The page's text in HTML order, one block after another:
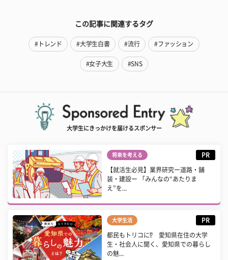
この記事に関連するタグ
#トレンド #大学生白書 #流行 #ファッション
#女子大生 #SNS
大学生にきっかけを届けるスポンサー
将来を考える PR
【就活生必見】業界研究ー道路・舗
装・建設ー 「みんなの“あたりま
え”を...
大学生活 PR
都民もトリコに⁉ 愛知県在住の大学
生・社会人に聞く、愛知県での暮らし
の魅...